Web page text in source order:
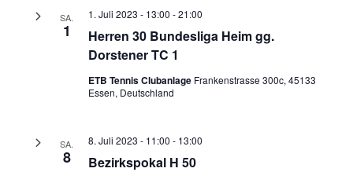
SA.
1
Herren 30 Bundesliga Heim gg.
Dorstener TC 1
1. Juli 2023 - 13:00 -21:00
ETB Tennis Clubanlage Frankenstrasse 300c, 45133
Essen, Deutschland
SA.
8 Bezirkspokal H 50
8. Juli 2023 - 11:00 - 13:00